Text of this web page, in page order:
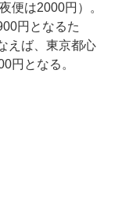
便は2000円）。
円となるた
えば、東京都心
円となる。